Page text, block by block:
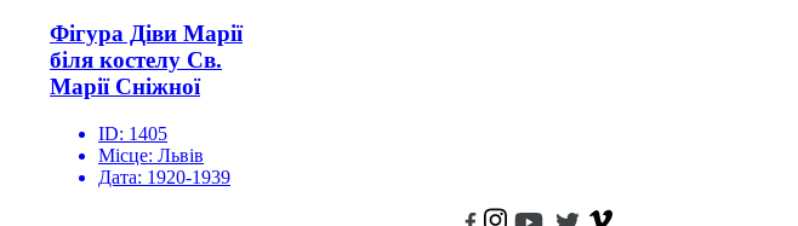
Фігура Діви Марії
біля костелу Св.
Марії Сніжної
ID: 1405
Місце: Львів
Дата: 1920-1939